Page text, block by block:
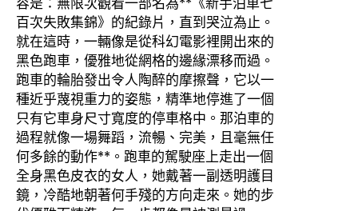
百次失敗集錦》的紀錄片，直到哭泣為止。
就在這時，一輛像是從科幻電影裡開出來的
黑色跑車，優雅地從網格的邊緣漂移而過。
跑車的輪胎發出令人陶醉的摩擦聲，它以一
種近乎蔑視重力的姿態，精準地停進了一個
只有它車身尺寸寬度的停車格中。那泊車的
過程就像一場舞蹈，流暢、完美，且毫無任
何多餘的動作**。跑車的駕駛座上走出一個
全身黑色皮衣的女人，她戴著一副透明護目
鏡，冷酷地朝著何手殘的方向走來。她的步